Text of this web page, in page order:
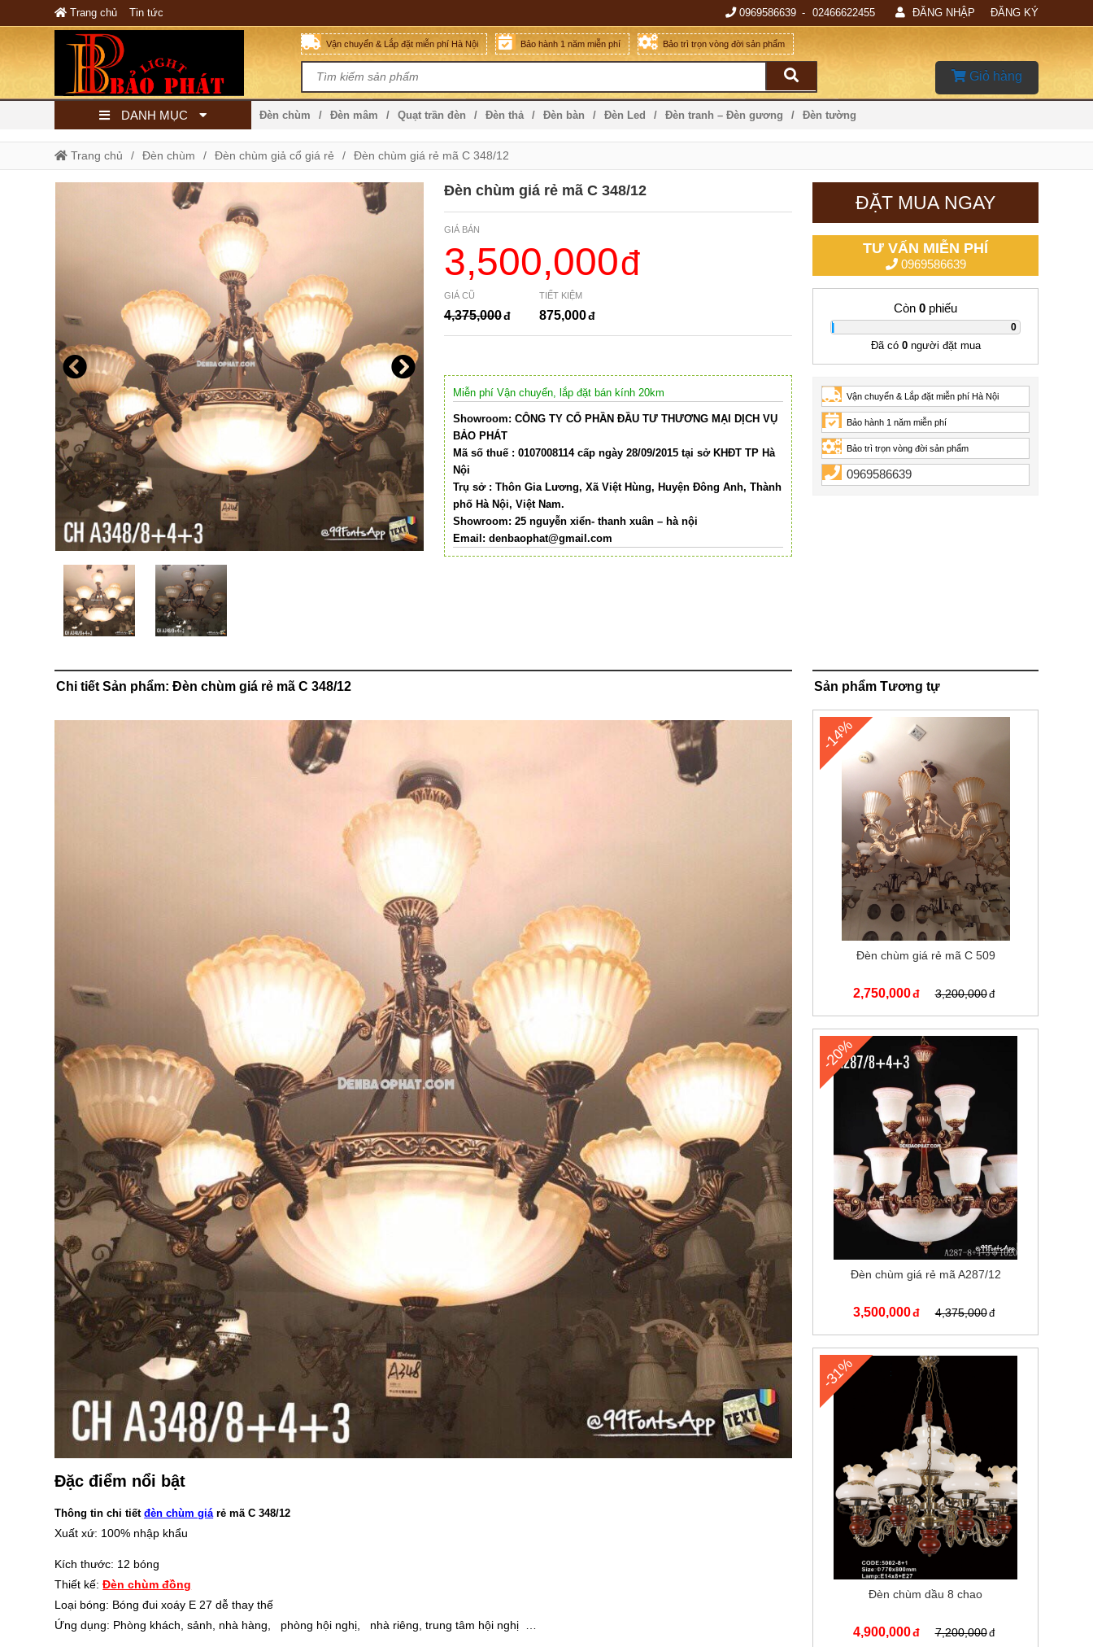
Trang chủ Tin tức 0969586639 02466622455 ĐĂNG NHẬP ĐĂNG KÝ
Vận chuyển & Lắp đặt miễn phí Hà Nội Bảo hành 1 năm miễn phí Bảo trì trọn vòng đời sản phẩm
Giỏ hàng
DANH MỤC Đèn chùm Đèn mâm Quạt trần đèn Đèn thả Đèn bàn Đèn Led Đèn tranh – Đèn gương Đèn tường
Trang chủ Đèn chùm Đèn chùm giả cổ giá rẻ Đèn chùm giá rẻ mã C 348/12
Đèn chùm giá rẻ mã C 348/12
GIÁ BÁN
3,500,000
GIÁ CŨ
4,375,000
TIẾT KIỆM
875,000
Miễn phí Vận chuyển, lắp đặt bán kính 20km
Showroom: CÔNG TY CỔ PHẦN ĐẦU TƯ THƯƠNG MẠI DỊCH VỤ
BẢO PHÁT
Mã số thuế : 0107008114 cấp ngày 28/09/2015 tại sở KHĐT TP Hà
Nội
Trụ sở : Thôn Gia Lương, Xã Việt Hùng, Huyện Đông Anh, Thành
phố Hà Nội, Việt Nam.
Showroom: 25 nguyễn xiển- thanh xuân – hà nội
Email: denbaophat@gmail.com
ĐẶT MUA NGAY
TƯ VẤN MIỄN PHÍ
0969586639
Còn0 phiếu
0
Đã có 0người đặt mua
Vận chuyển & Lắp đặt miễn phí Hà Nội
Bảo hành 1 năm miễn phí
Bảo trì trọn vòng đời sản phẩm
0969586639
Chi tiết Sản phẩm: Đèn chùm giá rẻ mã C 348/12
Đặc điểm nổi bật
Thông tin chi tiếtđèn chùm giá rẻ mã C 348/12
Xuất xứ: 100% nhập khẩu
Kích thước: 12 bóng
Thiết kế:Đèn chùm đồng
Loại bóng: Bóng đui xoáy E 27 dễ thay thế
Ứng dụng: Phòng khách, sảnh, nhà hàng, phòng hội nghị, nhà riêng, trung tâm hội nghị …
Sản phẩm Tương tự
-14%
Đèn chùm giá rẻ mã C 509
2,750,000 3,200,000
-20%
Đèn chùm giá rẻ mã A287/12
3,500,000 4,375,000
-31%
Đèn chùm dầu 8 chao
4,900,000 7,200,000